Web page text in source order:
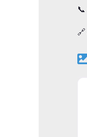
📞
🔗